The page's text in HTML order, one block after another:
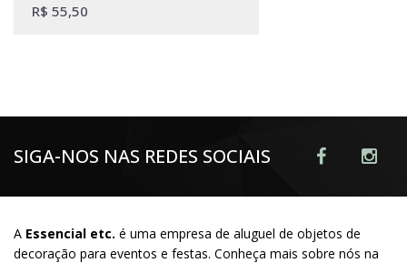
R$ 55,50
SIGA-NOS NAS REDES SOCIAIS
A Essencial etc. é uma empresa de aluguel de objetos de
decoração para eventos e festas. Conheça mais sobre nós na